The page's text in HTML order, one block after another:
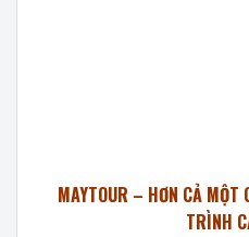
MAYTOUR – HƠN CẢ MỘT
TRÌNH